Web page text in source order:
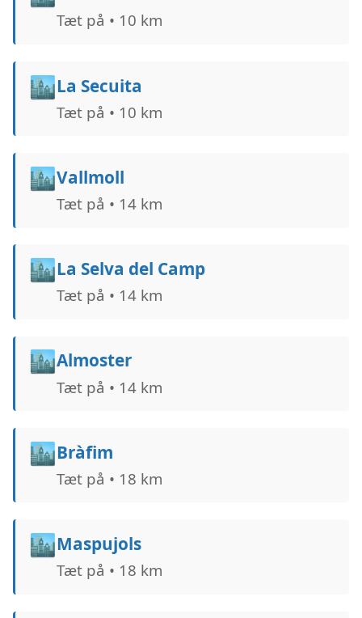
Tæt på • 10 km
🏙️La Secuita
Tæt på • 10 km
🏙️Vallmoll
Tæt på • 14 km
🏙️La Selva del Camp
Tæt på • 14 km
🏙️Almoster
Tæt på • 14 km
🏙️Bràfim
Tæt på • 18 km
🏙️Maspujols
Tæt på • 18 km